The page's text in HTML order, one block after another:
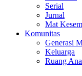
Serial
Jurnal
Mat Kesem
Komunitas
Generasi
Keluarga
Ruang